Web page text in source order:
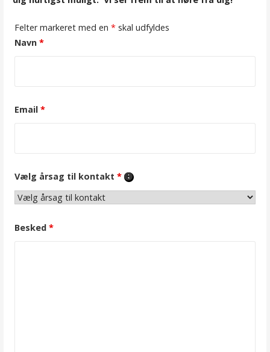
Felter markeret med en *skal udfyldes
Navn *
Email *
Vælg årsag til kontakt *
Besked *